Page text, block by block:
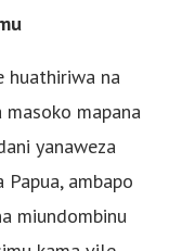
huathiriwa na
mapana
yanaweza
ambapo
miundombinu